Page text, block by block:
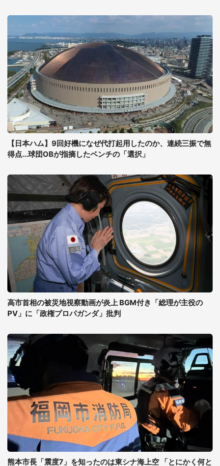
【日本ハム】9回好機になぜ代打起用したのか、連続三振で無
得点...球団OBが指摘したベンチの「選択」
高市首相の被災地視察動画が炎上 BGM付き「総理が主役の
PV」に「政権プロパガンダ」批判
熊本市長「震度7」を知ったのは東シナ海上空 「とにかく何と